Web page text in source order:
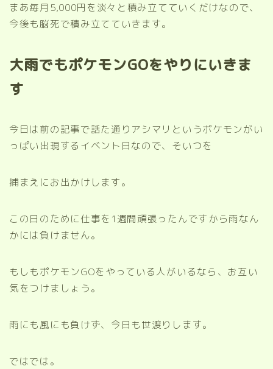
まあ毎月5,000円を淡々と積み立てていくだけなので、
今後も脳死で積み立てていきます。
大雨でもポケモンGOをやりにいきま
す
今日は前の記事で話た通りアシマリというポケモンがい
っぱい出現するイベント日なので、そいつを
捕まえにお出かけします。
この日のために仕事を1週間頑張ったんですから雨なん
かには負けません。
もしもポケモンGOをやっている人がいるなら、お互い
気をつけましょう。
雨にも風にも負けず、今日も世渡りします。
ではでは。